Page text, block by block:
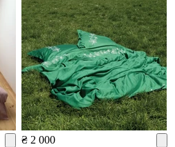
₴ 2 000